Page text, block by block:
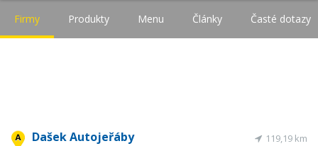
Firmy Produkty Menu Články Časté dotazy
Dašek Autojeřáby 119,19 km